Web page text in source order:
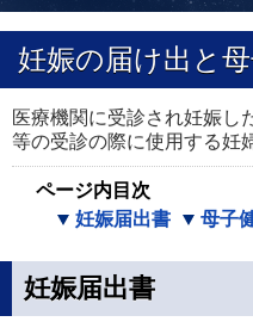
妊娠の届け出と
医療機関に受診され妊娠し
等の受診の際に使用する妊
ページ内目次
妊娠届出書
母子
妊娠届出書